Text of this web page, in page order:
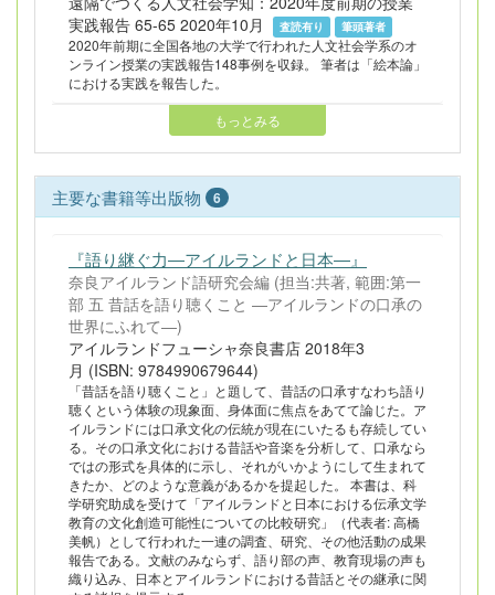
実践報告 65-65 2020年10月
査読有り 筆頭著者
2020年前期に全国各地の大学で行われた人文社会学系のオ
ンライン授業の実践報告148事例を収録。 筆者は「絵本論」
における実践を報告した。
もっとみる
主要な書籍等出版物 6
『語り継ぐ力―アイルランドと日本―』
奈良アイルランド語研究会編 (担当:共著, 範囲:第一
部 五 昔話を語り聴くこと ―アイルランドの口承の
世界にふれて―)
アイルランドフューシャ奈良書店 2018年3
月 (ISBN: 9784990679644)
「昔話を語り聴くこと」と題して、昔話の口承すなわち語り
聴くという体験の現象面、身体面に焦点をあてて論じた。ア
イルランドには口承文化の伝統が現在にいたるも存続してい
る。その口承文化における昔話や音楽を分析して、口承なら
ではの形式を具体的に示し、それがいかようにして生まれて
きたか、どのような意義があるかを提起した。 本書は、科
学研究助成を受けて「アイルランドと日本における伝承文学
教育の文化創造可能性についての比較研究」（代表者: 高橋
美帆）として行われた一連の調査、研究、その他活動の成果
報告である。文献のみならず、語り部の声、教育現場の声も
織り込み、日本とアイルランドにおける昔話とその継承に関